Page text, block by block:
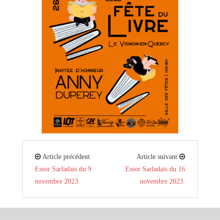
Article précédent
Essor Sarladais du 9
novembre 2023.
Article suivant
Essor Sarladais du 16
novembre 2023.